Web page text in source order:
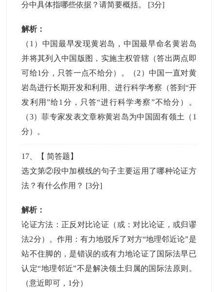
分中具体指哪些依据？请简要概括。 [3分]
解析：
（1）中国最早发现黄岩岛，中国最早命名黄岩岛
并将其列入中国版图，实施主权管辖（答出两点即
可给1分，只答一点不给分）。（2）中国一直对黄
岩岛进行长期开发和利用、进行科学考察（答到“开
发利用”给1分，只答“进行科学考察”不给分）。
（3）菲专家发表文章称黄岩岛为中国固有领土（1
分）。
17 、【简答题 】
选文第②段中加横线的句子主要运用了哪种论证方
法？有什么作用？ [3分]
解析：
论证方法：正反对比论证（或：对比论证，或归谬
法2分）。作用：有力地驳斥了对方“地理邻近论”是
站不住脚的，是错误的或有力地论证了国际法早已
认定“地理邻近”不是解决领土归属的国际法原则。
（意近即可，1分）